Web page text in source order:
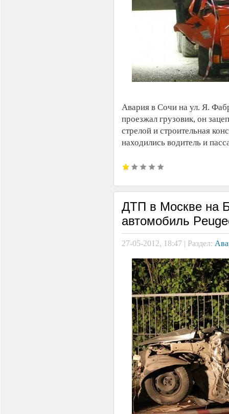
Авария в Сочи на ул. Я.
проезжал грузовик, он
стрелой и строительная
находились водитель и
ДТП в Москве на
автомобиль
27-05-2012, 18:47 | Раздел: